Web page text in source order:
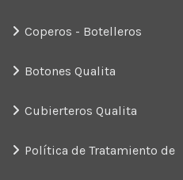
Coperos - Botelleros
Botones Qualita
Cubierteros Qualita
Política de Tratamiento de